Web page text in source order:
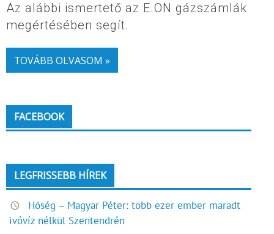
Az alábbi ismertető az E.ON gázszámlák
megértésében segít.
TOVÁBB OLVASOM »
FACEBOOK
LEGFRISSEBB HÍREK
Hőség – Magyar Péter: több ezer ember maradt
ivóvíz nélkül Szentendrén